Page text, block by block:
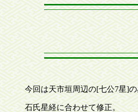
今回は天市垣周辺の[七公7星]の
石氏星経に合わせて修正。